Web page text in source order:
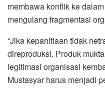
membawa konflik ke
mengulang fragmentasi
“Jika kepanitiaan tidak
direproduksi. Produk
legitimasi organisasi
Mustasyar harus menjadi